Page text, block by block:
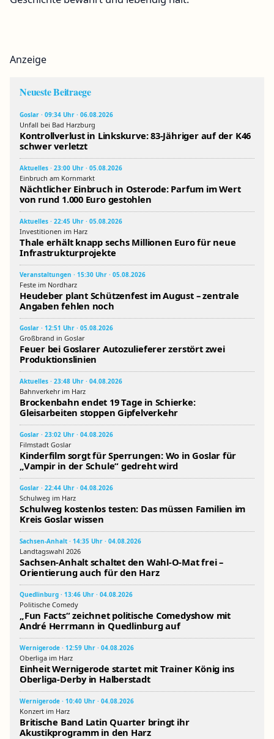
Anzeige
Neueste Beitraege
Goslar · 09:34 Uhr · 06.08.2026
Unfall bei Bad Harzburg
Kontrollverlust in Linkskurve: 83-Jähriger auf der K46
schwer verletzt
Aktuelles · 23:00 Uhr · 05.08.2026
Einbruch am Kornmarkt
Nächtlicher Einbruch in Osterode: Parfum im Wert
von rund 1.000 Euro gestohlen
Aktuelles · 22:45 Uhr · 05.08.2026
Investitionen im Harz
Thale erhält knapp sechs Millionen Euro für neue
Infrastrukturprojekte
Veranstaltungen · 15:30 Uhr · 05.08.2026
Feste im Nordharz
Heudeber plant Schützenfest im August – zentrale
Angaben fehlen noch
Goslar · 12:51 Uhr · 05.08.2026
Großbrand in Goslar
Feuer bei Goslarer Autozulieferer zerstört zwei
Produktionslinien
Aktuelles · 23:48 Uhr · 04.08.2026
Bahnverkehr im Harz
Brockenbahn endet 19 Tage in Schierke:
Gleisarbeiten stoppen Gipfelverkehr
Goslar · 23:02 Uhr · 04.08.2026
Filmstadt Goslar
Kinderfilm sorgt für Sperrungen: Wo in Goslar für
„Vampir in der Schule“ gedreht wird
Goslar · 22:44 Uhr · 04.08.2026
Schulweg im Harz
Schulweg kostenlos testen: Das müssen Familien im
Kreis Goslar wissen
Sachsen-Anhalt · 14:35 Uhr · 04.08.2026
Landtagswahl 2026
Sachsen-Anhalt schaltet den Wahl-O-Mat frei –
Orientierung auch für den Harz
Quedlinburg · 13:46 Uhr · 04.08.2026
Politische Comedy
„Fun Facts“ zeichnet politische Comedyshow mit
André Herrmann in Quedlinburg auf
Wernigerode · 12:59 Uhr · 04.08.2026
Oberliga im Harz
Einheit Wernigerode startet mit Trainer König ins
Oberliga-Derby in Halberstadt
Wernigerode · 10:40 Uhr · 04.08.2026
Konzert im Harz
Britische Band Latin Quarter bringt ihr
Akustikprogramm in den Harz